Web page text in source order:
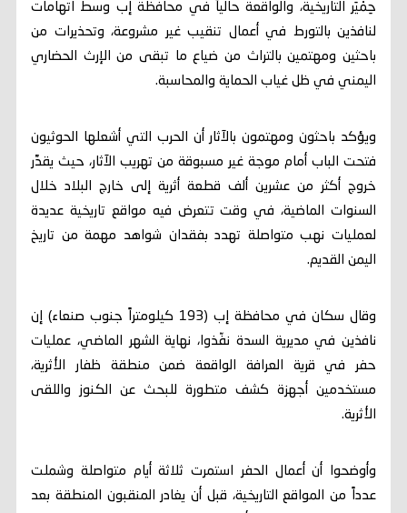
حِمْيَر التاريخية، والواقعة حالياً في محافظة إب وسط اتهامات
لنافذين بالتورط في أعمال تنقيب غير مشروعة، وتحذيرات من
باحثين ومهتمين بالتراث من ضياع ما تبقى من الإرث الحضاري
اليمني في ظل غياب الحماية والمحاسبة.
ويؤكد باحثون ومهتمون بالآثار أن الحرب التي أشعلها الحوثيون
فتحت الباب أمام موجة غير مسبوقة من تهريب الآثار، حيث يقدَّر
خروج أكثر من عشرين ألف قطعة أثرية إلى خارج البلاد خلال
السنوات الماضية، في وقت تتعرض فيه مواقع تاريخية عديدة
لعمليات نهب متواصلة تهدد بفقدان شواهد مهمة من تاريخ
اليمن القديم.
وقال سكان في محافظة إب (193 كيلومتراً جنوب صنعاء) إن
نافذين في مديرية السدة نفّذوا، نهاية الشهر الماضي، عمليات
حفر في قرية العرافة الواقعة ضمن منطقة ظفار الأثرية،
مستخدمين أجهزة كشف متطورة للبحث عن الكنوز واللقى
الأثرية.
وأوضحوا أن أعمال الحفر استمرت ثلاثة أيام متواصلة وشملت
عدداً من المواقع التاريخية، قبل أن يغادر المنقبون المنطقة بعد